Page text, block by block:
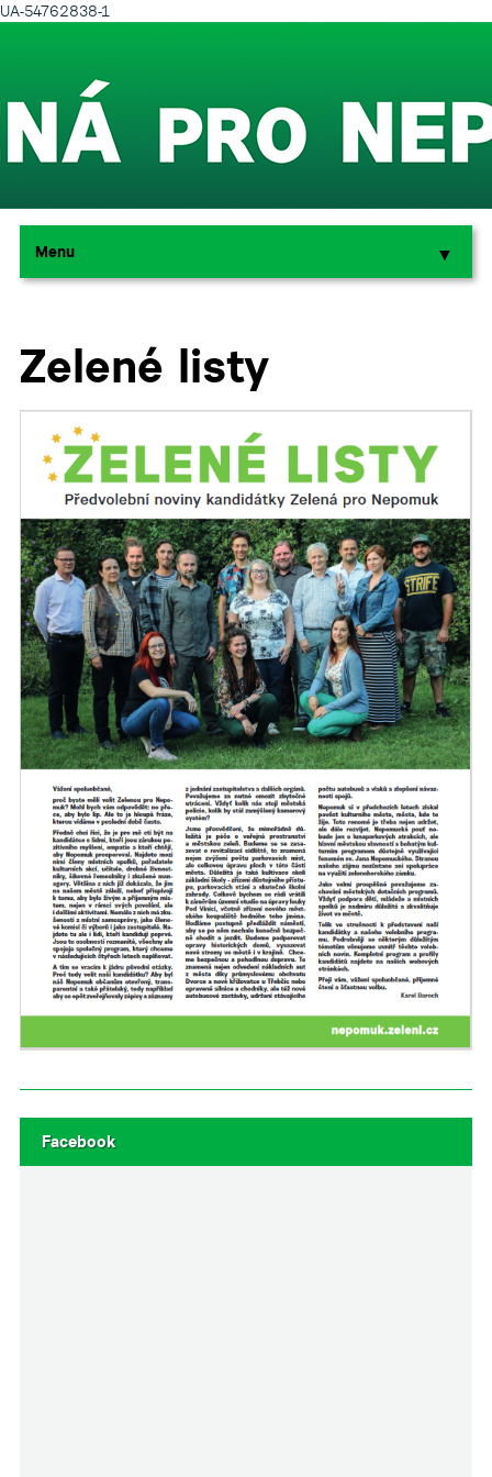
UA-54762838-1
Menu ▼
▼
Zelené listy
Facebook